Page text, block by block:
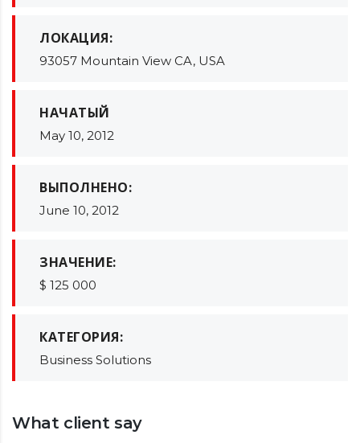
ЛОКАЦИЯ:
93057 Mountain View CA, USA
НАЧАТЫЙ
May 10, 2012
ВЫПОЛНЕНО:
June 10, 2012
ЗНАЧЕНИЕ:
$ 125 000
КАТЕГОРИЯ:
Business Solutions
What client say